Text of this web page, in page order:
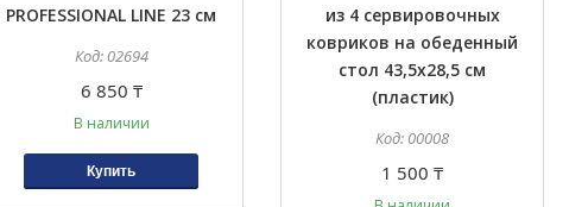
PROFESSIONAL LINE 23 см
02694
6 850 ₸
В наличии
Купить
из 4 сервировочных
ковриков на обеденный
стол 43,5x28,5 см
(пластик)
00008
1 500 ₸